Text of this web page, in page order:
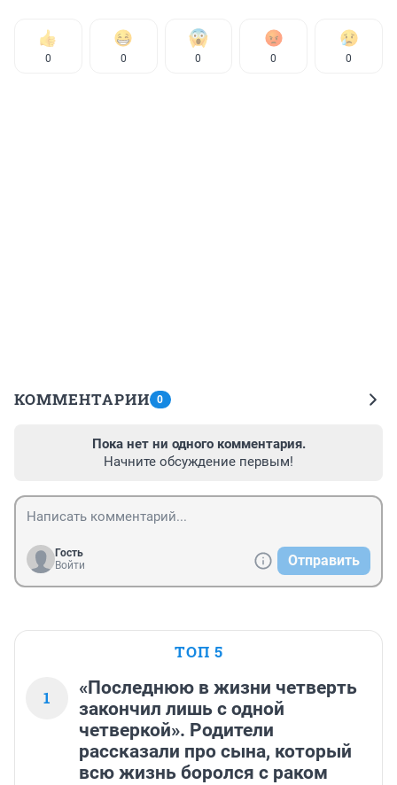
0 0 0 0 0
КОММЕНТАРИИ 0
Пока нет ни одного комментария.
Начните обсуждение первым!
Гость
Войти
Отправить
ТОП 5
1
«Последнюю в жизни четверть
закончил лишь с одной
четверкой». Родители
рассказали про сына, который
всю жизнь боролся с раком